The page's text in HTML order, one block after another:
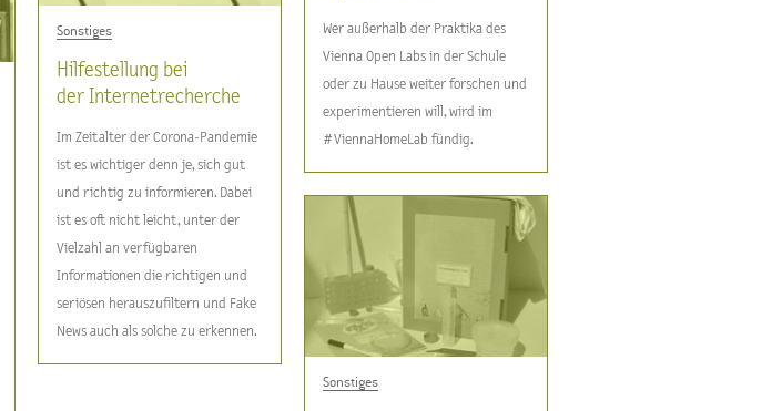
Wer außerhalb der Praktika des
Vienna Open Labs in der Schule
oder zu Hause weiter forschen und
experimentieren will, wird im
#ViennaHomeLab fündig.
Sonstiges
Hilfestellung bei
der Internetrecherche
Im Zeitalter der Corona-Pandemie
ist es wichtiger denn je, sich gut
und richtig zu informieren. Dabei
ist es oft nicht leicht, unter der
Vielzahl an verfügbaren
Informationen die richtigen und
seriösen herauszufiltern und Fake
News auch als solche zu erkennen.
Sonstiges